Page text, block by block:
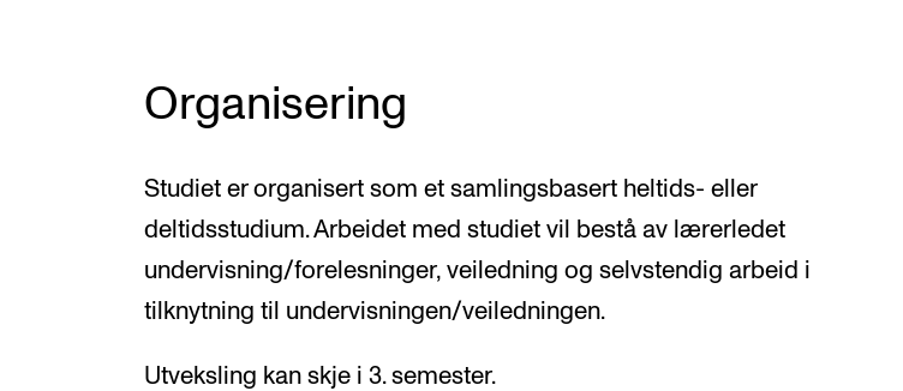
Organisering
Studiet er organisert som et samlingsbasert heltids- eller
deltidsstudium. Arbeidet med studiet vil bestå av lærerledet
undervisning/forelesninger, veiledning og selvstendig arbeid i
tilknytning til undervisningen/veiledningen.
Utveksling kan skje i 3. semester.